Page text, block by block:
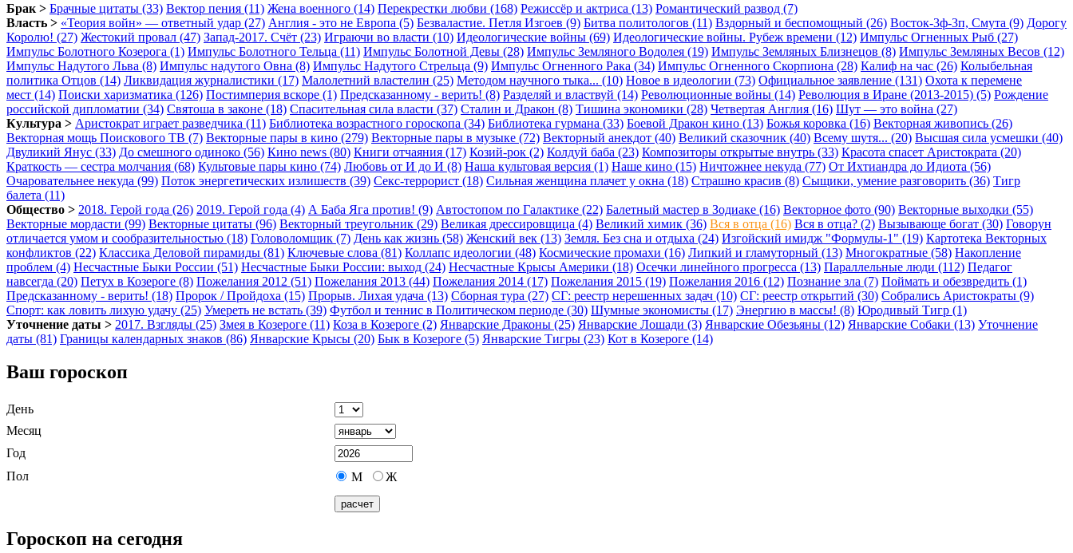
Брак > Брачные цитаты (33) Вектор пения (11) Жена военного (14) Перекрестки любви (168) Режиссёр и актриса (13) Романтический развод (7)
Власть > «Теория войн» — ответный удар (27) Англия - это не Европа (5) Безваластие. Петля Изгоев (9) Битва политологов (11) Вздорный и беспомощный (26) Восток-3ф-3п, Смута (9) Дорогу
Королю! (27) Жестокий провал (47) Запад-2017. Счёт (23) Играючи во власти (10) Идеологические войны (69) Идеологические войны. Рубеж времени (12) Импульс Огненных Рыб (27)
Импульс Болотного Козерога (1) Импульс Болотного Тельца (11) Импульс Болотной Девы (28) Импульс Земляного Водолея (19) Импульс Земляных Близнецов (8) Импульс Земляных Весов (12)
Импульс Надутого Льва (8) Импульс надутого Овна (8) Импульс Надутого Стрельца (9) Импульс Огненного Рака (34) Импульс Огненного Скорпиона (28) Калиф на час (26) Колыбельная
политика Отцов (14) Ликвидация журналистики (17) Малолетний властелин (25) Методом научного тыка... (10) Новое в идеологии (73) Официальное заявление (131) Охота к перемене
мест (14) Поиски харизматика (126) Постимперия вскоре (1) Предсказанному - верить! (8) Разделяй и властвуй (14) Революционные войны (14) Революция в Иране (2013-2015) (5) Рождение
российской дипломатии (34) Святоша в законе (18) Спасительная сила власти (37) Сталин и Дракон (8) Тишина экономики (28) Четвертая Англия (16) Шут — это война (27)
Культура > Аристократ играет разведчика (11) Библиотека возрастного гороскопа (34) Библиотека гурмана (33) Боевой Дракон кино (13) Божья коровка (16) Векторная живопись (26)
Векторная мощь Поискового ТВ (7) Векторные пары в кино (279) Векторные пары в музыке (72) Векторный анекдот (40) Великий сказочник (40) Всему шутя... (20) Высшая сила усмешки (40)
Двуликий Янус (33) До смешного одиноко (56) Кино news (80) Книги отчаяния (17) Козий-рок (2) Колдуй баба (23) Композиторы открытые внутрь (33) Красота спасет Аристократа (20)
Краткость — сестра молчания (68) Культовые пары кино (74) Любовь от И до И (8) Наша культовая версия (1) Наше кино (15) Ничтожнее некуда (77) От Ихтиандра до Идиота (56)
Очаровательнее некуда (99) Поток энергетических излишеств (39) Секс-террорист (18) Сильная женщина плачет у окна (18) Страшно красив (8) Сыщики, умение разговорить (36) Тигр
балета (11)
Общество > 2018. Герой года (26) 2019. Герой года (4) А Баба Яга против! (9) Автостопом по Галактике (22) Балетный мастер в Зодиаке (16) Векторное фото (90) Векторные выходки (55)
Векторные мордасти (99) Векторные цитаты (96) Векторный треугольник (29) Великая дрессировщица (4) Великий химик (36) Вся в отца (16) Вся в отца? (2) Вызывающе богат (30) Говорун
отличается умом и сообразительностью (18) Головоломщик (7) День как жизнь (58) Женский век (13) Земля. Без сна и отдыха (24) Изгойский имидж "Формулы-1" (19) Картотека Векторных
конфликтов (22) Классика Деловой пирамиды (81) Ключевые слова (81) Коллапс идеологии (48) Космические промахи (16) Липкий и гламуторный (13) Многократные (58) Накопление
проблем (4) Несчастные Быки России (51) Несчастные Быки России: выход (24) Несчастные Крысы Америки (18) Осечки линейного прогресса (13) Параллельные люди (112) Педагог
навсегда (20) Петух в Козероге (8) Пожелания 2012 (51) Пожелания 2013 (44) Пожелания 2014 (17) Пожелания 2015 (19) Пожелания 2016 (12) Познание зла (7) Поймать и обезвредить (1)
Предсказанному - верить! (18) Пророк / Пройдоха (15) Прорыв. Лихая удача (13) Сборная тура (27) СГ: реестр нерешенных задач (10) СГ: реестр открытий (30) Собрались Аристократы (9)
Спорт: как ловить лихую удачу (25) Умереть не встать (39) Футбол и теннис в Политическом периоде (30) Шумные экономисты (17) Энергию в массы! (8) Юродивый Тигр (1)
Уточнение даты > 2017. Взгляды (25) Змея в Козероге (11) Коза в Козероге (2) Январские Драконы (25) Январские Лошади (3) Январские Обезьяны (12) Январские Собаки (13) Уточнение
даты (81) Границы календарных знаков (86) Январские Крысы (20) Бык в Козероге (5) Январские Тигры (23) Кот в Козероге (14)
Ваш гороскоп
День
Месяц
Год
Пол
М Ж
Гороскоп на сегодня